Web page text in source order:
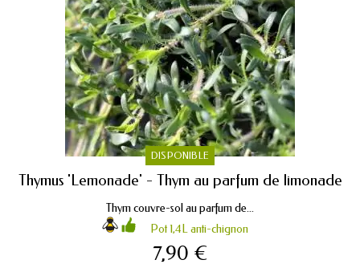
DISPONIBLE
Thymus 'Lemonade' - Thym au parfum de limonade
Thym couvre-sol au parfum de...
Pot 1,4L anti-chignon
7,90 €